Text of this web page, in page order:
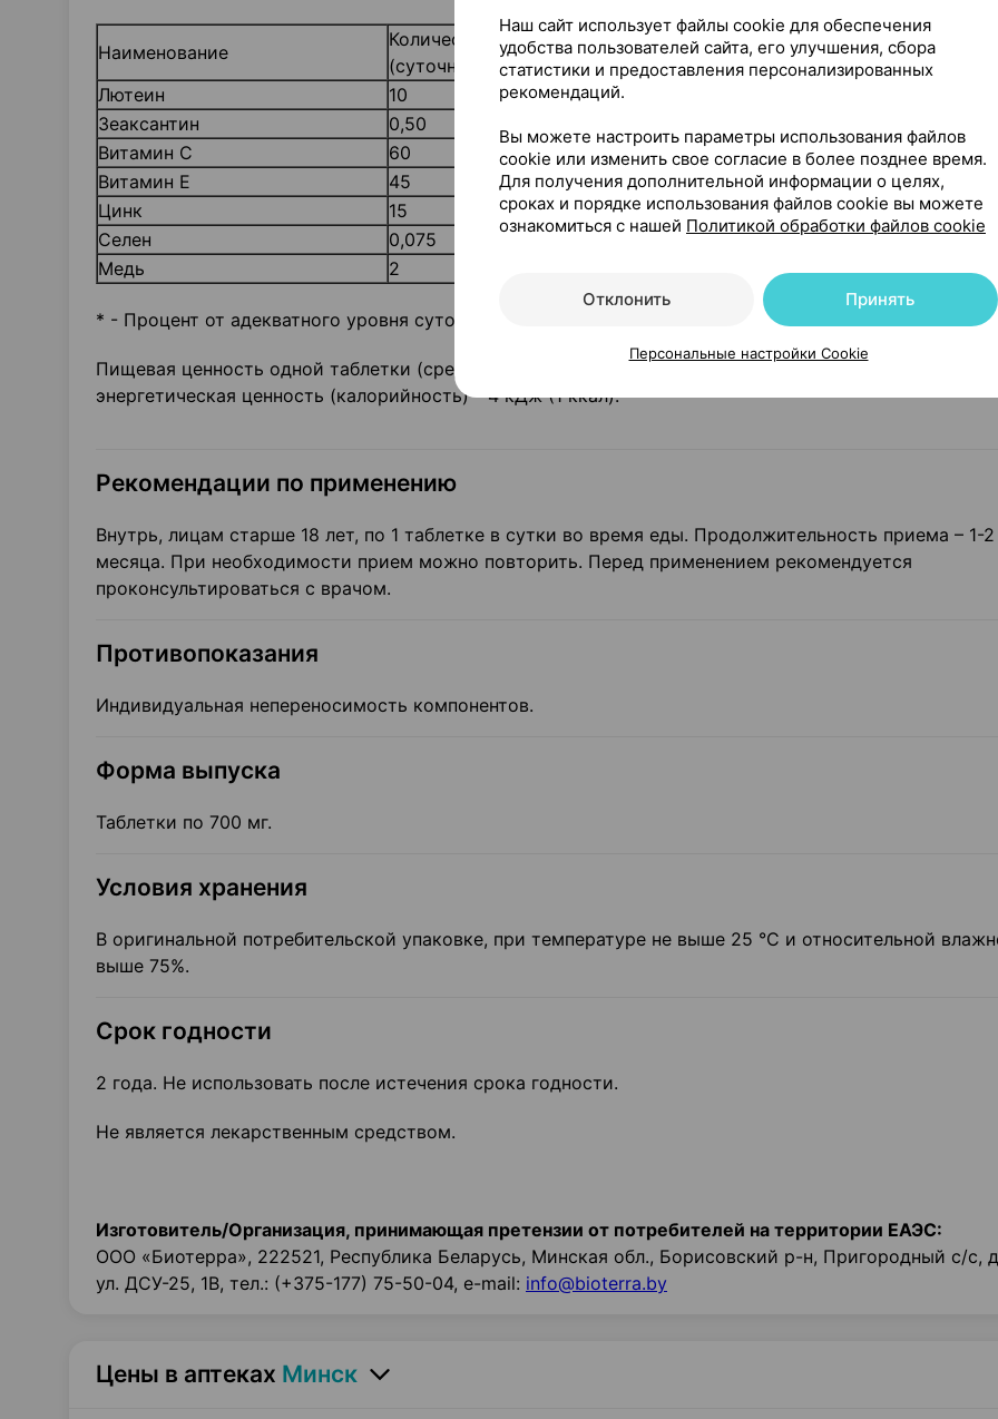
Наименование
Количество в 1 таблетке
(суточная доза), мг
% от рекомендуемого уровня
потребления в 1 таблетке
Лютеин
10
Зеаксантин
0,50
Витамин С
60
100
Витамин Е
45
450
Цинк
15
100
Селен
0,075
107
Медь
2
* - Процент от адекватного уровня суточного потребления
Пищевая ценность одной таблетки (средние значения): углеводы - 0,1 г, пищевые волокна - 0,3 г
энергетическая ценность (калорийность) - 4 кДж (1 ккал).
Рекомендации по применению
Внутрь, лицам старше 18 лет, по 1 таблетке в сутки во время еды. Продолжительность приема – 1-2
месяца. При необходимости прием можно повторить. Перед применением рекомендуется
проконсультироваться с врачом.
Противопоказания
Индивидуальная непереносимость компонентов.
Форма выпуска
Таблетки по 700 мг.
Условия хранения
В оригинальной потребительской упаковке, при температуре не выше 25 °С и относительной
выше 75%.
Срок годности
2 года. Не использовать после истечения срока годности.
Не является лекарственным средством.
Изготовитель/Организация, принимающая претензии от потребителей на территории ЕАЭС:
ООО «Биотерра», 222521, Республика Беларусь, Минская обл., Борисовский р-н, Пригородный с/с,
ул. ДСУ-25, 1В, тел.: (+375-177) 75-50-04, e-mail: info@bioterra.by
Цены в аптеках Минск
Наш сайт использует файлы cookie для обеспечения
удобства пользователей сайта, его улучшения, сбора
статистики и предоставления персонализированных
рекомендаций.
Вы можете настроить параметры использования файлов
cookie или изменить свое согласие в более позднее время.
Для получения дополнительной информации о целях,
сроках и порядке использования файлов cookie вы можете
ознакомиться с нашей Политикой обработки файлов cookie
Отклонить Принять
Персональные настройки Cookie